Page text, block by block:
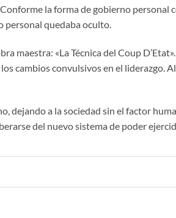
la forma de gobierno personal
personal quedaba oculto.
maestra: «La Técnica del Coup
cambios convulsivos en el liderazgo.
dejando a la sociedad sin el factor
del nuevo sistema de poder